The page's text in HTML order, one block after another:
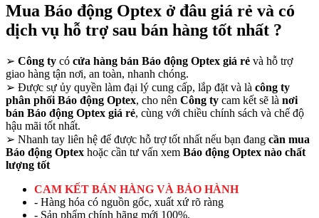
Mua Báo động Optex ở đâu giá rẻ và có
dịch vụ hỗ trợ sau bán hàng tốt nhất ?
➢ Công ty có cửa hàng bán Báo động Optex giá rẻ và hỗ trợ
giao hàng tận nơi, an toàn, nhanh chóng.
➢ Được sự ủy quyền làm đại lý cung cấp, lắp đặt và là công ty
phân phối Báo động Optex, cho nên Công ty cam kết sẽ là nơi
bán Báo động Optex giá rẻ, cùng với chiều chính sách và chế độ
hậu mãi tốt nhất.
➢ Nhanh tay liên hệ để được hỗ trợ tốt nhất nếu bạn đang cần mua
Báo động Optex hoặc cần tư vấn xem Báo động Optex nào chất
lượng tốt
CAM KẾT BÁN HÀNG VÀ BẢO HÀNH
- Hàng hóa có nguồn gốc, xuất xứ rõ ràng
- Sản phẩm chính hãng mới 100%.